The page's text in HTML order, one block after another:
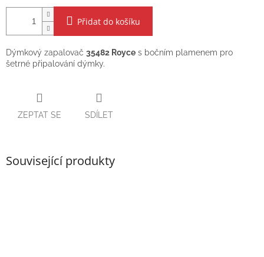
Přidat do košíku
Dýmkový zapalovač 35482 Royce s bočním plamenem pro
šetrné připalování dýmky.
ZEPTAT SE SDÍLET
Související produkty